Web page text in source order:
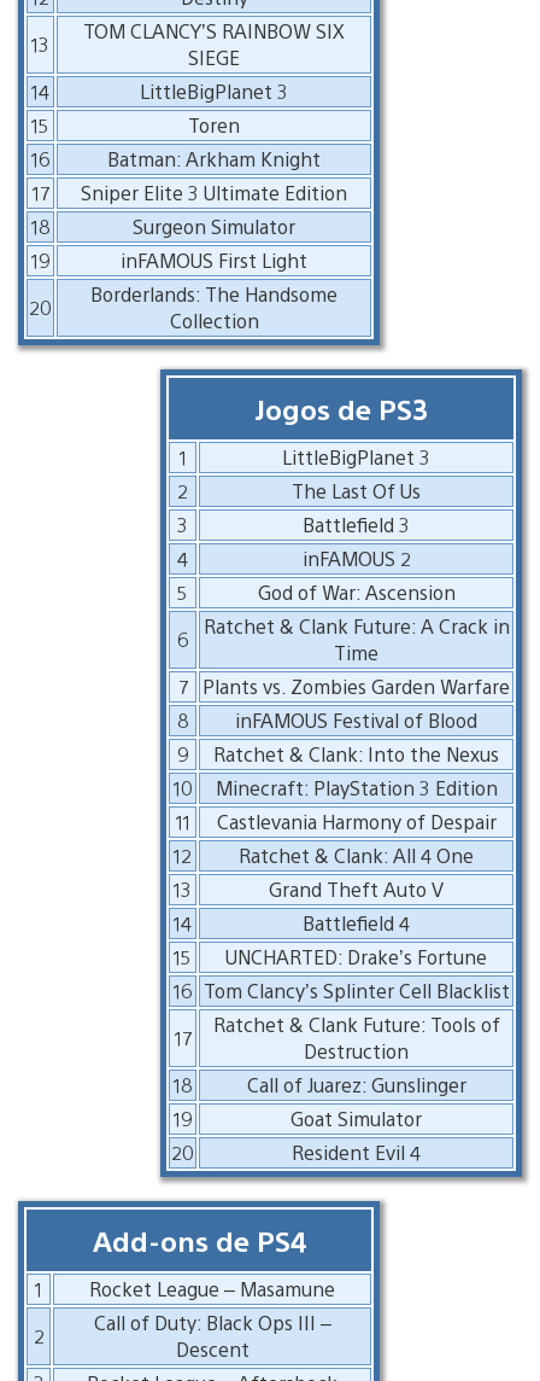
13
TOM CLANCY’S RAINBOW SIX
SIEGE
14
LittleBigPlanet 3
15
Toren
16
Batman: Arkham Knight
17
Sniper Elite 3 Ultimate Edition
18
Surgeon Simulator
19
inFAMOUS First Light
20
Borderlands: The Handsome
Collection
Jogos de PS3
1
LittleBigPlanet 3
2
The Last Of Us
3
Battlefield 3
4
inFAMOUS 2
5
God of War: Ascension
6
Ratchet & Clank Future: A Crack in
Time
7
Plants vs. Zombies Garden Warfare
8
inFAMOUS Festival of Blood
9
Ratchet & Clank: Into the Nexus
10
Minecraft: PlayStation 3 Edition
11
Castlevania Harmony of Despair
12
Ratchet & Clank: All 4 One
13
Grand Theft Auto V
14
Battlefield 4
15
UNCHARTED: Drake’s Fortune
16 Tom Clancy’s Splinter Cell Blacklist
17
Ratchet & Clank Future: Tools of
Destruction
18
Call of Juarez: Gunslinger
19
Goat Simulator
20
Resident Evil 4
Add-ons de PS4
1
Rocket League – Masamune
2
Call of Duty: Black Ops III –
Descent